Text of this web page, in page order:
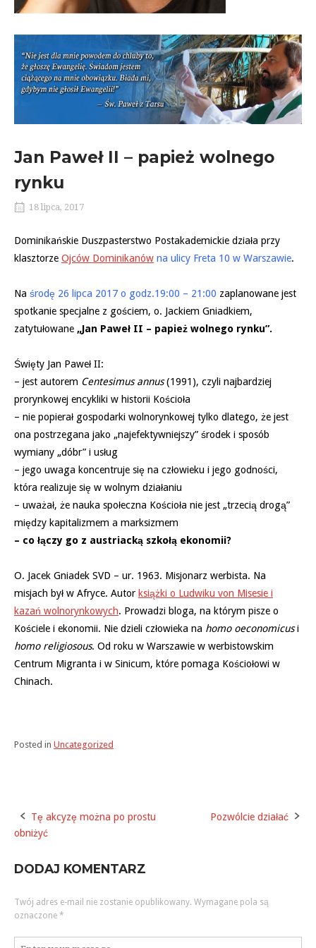
Jan Paweł II – papież wolnego
rynku
18 lipca, 2017
Dominikańskie Duszpasterstwo Postakademickie działa przy
klasztorze Ojców Dominikanów na ulicy Freta 10 w Warszawie.
Na środę 26 lipca 2017 o godz.19:00 – 21:00 zaplanowane jest
spotkanie specjalne z gościem, o. Jackiem Gniadkiem,
zatytułowane „Jan Paweł II – papież wolnego rynku”.
Święty Jan Paweł II:
– jest autorem Centesimus annus(1991), czyli najbardziej
prorynkowej encykliki w historii Kościoła
– nie popierał gospodarki wolnorynkowej tylko dlatego, że jest
ona postrzegana jako „najefektywniejszy” środek i sposób
wymiany „dóbr” i usług
– jego uwaga koncentruje się na człowieku i jego godności,
która realizuje się w wolnym działaniu
– uważał, że nauka społeczna Kościoła nie jest „trzecią drogą”
między kapitalizmem a marksizmem
– co łączy go z austriacką szkołą ekonomii?
O. Jacek Gniadek SVD – ur. 1963. Misjonarz werbista. Na
misjach był w Afryce. Autor książki o Ludwiku von Misesie i
kazań wolnorynkowych. Prowadzi bloga, na którym pisze o
Kościele i ekonomii. Nie dzieli człowieka na homo oeconomicusi
homo religiosous. Od roku w Warszawie w werbistowskim
Centrum Migranta i w Sinicum, które pomaga Kościołowi w
Chinach.
Posted in Uncategorized
Post
Tę akcyzę można po prostu
obniżyć
Pozwólcie działać
DODAJ KOMENTARZ
Twój adres e-mail nie zostanie opublikowany. Wymagane pola są
oznaczone *
Komentarz